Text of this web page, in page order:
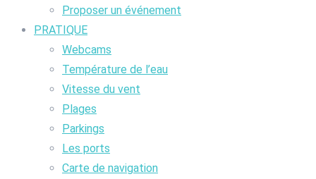
Proposer un événement
PRATIQUE
Webcams
Température de l’eau
Vitesse du vent
Plages
Parkings
Les ports
Carte de navigation